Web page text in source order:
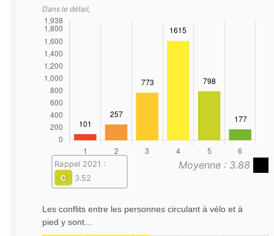
Dans le détail,
Moyenne : 3.88
Rappel 2021 :
C
3.52
Les conflits entre les personnes circulant à vélo et à
pied y sont...